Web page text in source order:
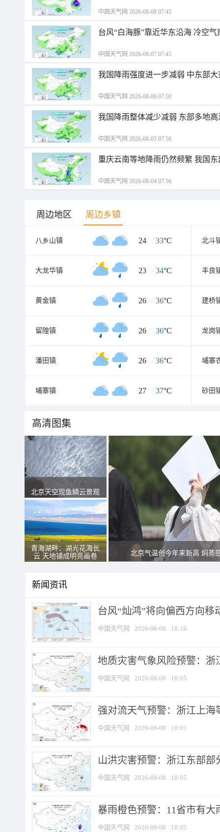
中国天气网 2026-08-08 07:45
台风“白海豚”靠近华东沿海 冷空
中国天气网 2026-08-07 07:45
我国降雨强度进一步减弱 中东部
中国天气网 2026-08-06 07:50
我国降雨整体减少减弱 东部多地
中国天气网 2026-08-05 07:56
重庆云南等地降雨仍然频繁 我国
中国天气网 2026-08-04 07:56
周边地区 周边乡镇
八乡山镇 24 / 33°C 北斗
大龙华镇 23 / 34°C 丰良
黄金镇 26 / 36°C 建桥
留隍镇 26 / 36°C 龙岗
潘田镇 26 / 36°C 埔寨
埔寨镇 27 / 37°C 砂田
高清图集
北京天空现鱼鳞云景观
青海湖畔：湖光花海长
云 天地铺成明亮画卷
北京气温创今年来新高 焖蒸
新闻资讯
台风“灿鸿”将向偏西方向移
中国天气网 2026-08-08 18:18
地质灾害气象风险预警：
中国天气网 2026-08-08 18:05
强对流天气预警：浙江上海
中国天气网 2026-08-08 18:05
山洪灾害预警：浙江东部
中国天气网 2026-08-08 18:05
暴雨橙色预警：11省市有
中国天气网 2026-08-08 18:05